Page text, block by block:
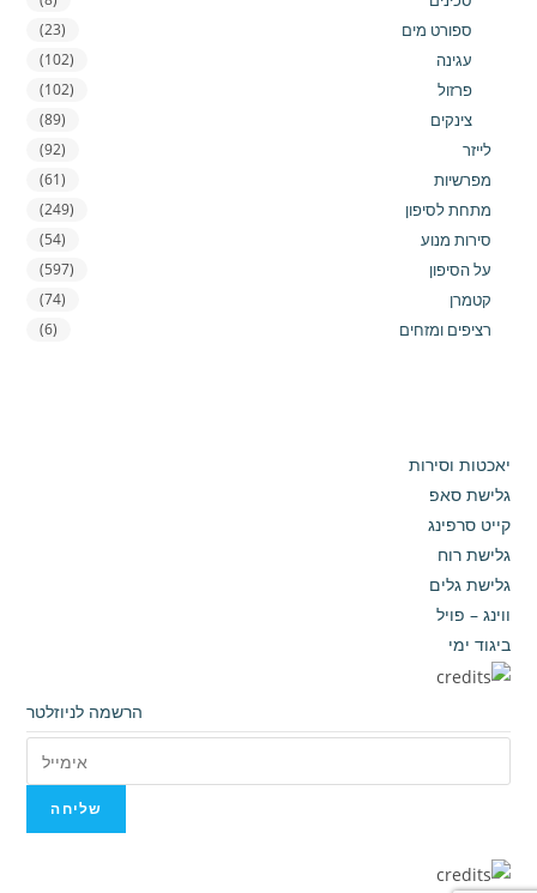
ספורט מים (23)
עגינה (102)
פרזול (102)
צינקים (89)
לייזר (92)
מפרשיות (61)
מתחת לסיפון (249)
סירות מנוע (54)
על הסיפון (597)
קטמרן (74)
רציפים ומזחים (6)
יאכטות וסירות
גלישת סאפ
קייט סרפינג
גלישת רוח
גלישת גלים
ווינג – פויל
ביגוד ימי
הרשמה לניוזלטר